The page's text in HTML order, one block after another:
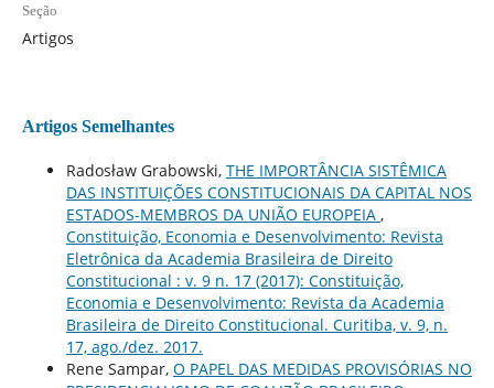
Seção
Artigos
Artigos Semelhantes
Radosław Grabowski, THE IMPORTÂNCIA SISTÊMICA
DAS INSTITUIÇÕES CONSTITUCIONAIS DA CAPITAL NOS
ESTADOS-MEMBROS DA UNIÃO EUROPEIA ,
Constituição, Economia e Desenvolvimento: Revista
Eletrônica da Academia Brasileira de Direito
Constitucional : v. 9 n. 17 (2017): Constituição,
Economia e Desenvolvimento: Revista da Academia
Brasileira de Direito Constitucional. Curitiba, v. 9, n.
17, ago./dez. 2017.
Rene Sampar, O PAPEL DAS MEDIDAS PROVISÓRIAS NO